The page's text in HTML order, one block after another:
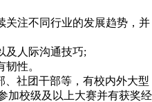
注不同行业的发展趋势，并
人际沟通技巧;
性。
社团干部等，有校内外大型
加校级及以上大赛并有获奖经